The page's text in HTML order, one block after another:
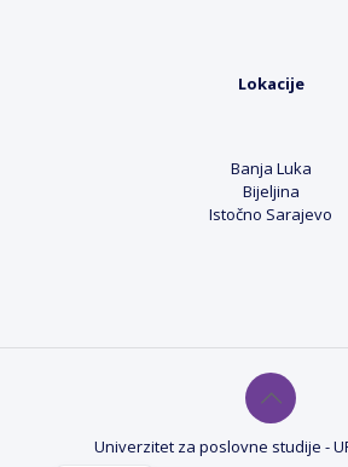
Lokacije
Banja Luka
Bijeljina
Istočno Sarajevo
Univerzitet za poslovne studije -
EN